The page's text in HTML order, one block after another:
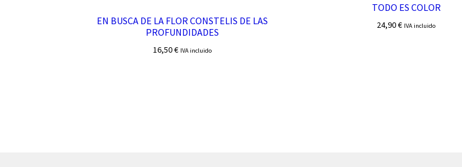
EN BUSCA DE LA FLOR CONSTELIS DE LAS
PROFUNDIDADES
16,50€ IVA incluido
TODO ES COLOR
24,90€ IVA incluido